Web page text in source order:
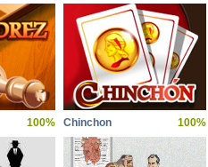
100% Chinchon 100%